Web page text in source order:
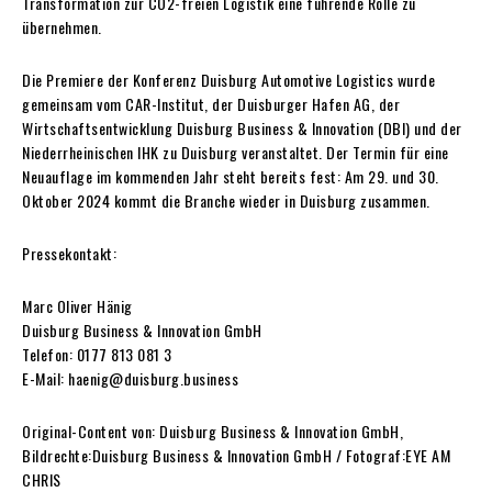
übernehmen.
Die Premiere der Konferenz Duisburg Automotive Logistics wurde
gemeinsam vom CAR-Institut, der Duisburger Hafen AG, der
Wirtschaftsentwicklung Duisburg Business & Innovation (DBI) und der
Niederrheinischen IHK zu Duisburg veranstaltet. Der Termin für eine
Neuauflage im kommenden Jahr steht bereits fest: Am 29. und 30.
Oktober 2024 kommt die Branche wieder in Duisburg zusammen.
Pressekontakt:
Marc Oliver Hänig
Duisburg Business & Innovation GmbH
Telefon: 0177 813 081 3
E-Mail: haenig@duisburg.business
Original-Content von: Duisburg Business & Innovation GmbH,
Bildrechte:Duisburg Business & Innovation GmbH / Fotograf:EYE AM
CHRIS